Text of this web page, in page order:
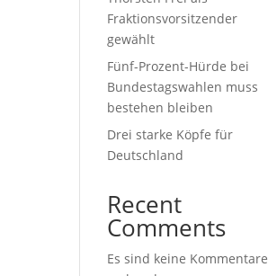
Fraktionsvorsitzender
gewählt
Fünf-Prozent-Hürde bei
Bundestagswahlen muss
bestehen bleiben
Drei starke Köpfe für
Deutschland
Recent
Comments
Es sind keine Kommentare